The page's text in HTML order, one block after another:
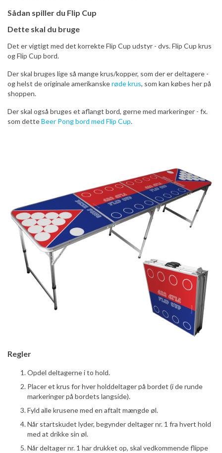
Sådan spiller du Flip Cup
Dette skal du bruge
Det er vigtigt med det korrekte Flip Cup udstyr - dvs. Flip Cup krus
og Flip Cup bord.
Der skal bruges lige så mange krus/kopper, som der er deltagere -
og helst de originale amerikanskerøde krus, som kan købes her på
shoppen.
Der skal også bruges et aflangt bord, gerne med markeringer - fx.
som detteBeer Pong bord med Flip Cup.
Regler
Opdel deltagerne i to hold.
Placer et krus for hver holddeltager på bordet (i de runde
markeringer på bordets langside).
Fyld alle krusene med en aftalt mængde øl.
Når startskudet lyder, begynder deltager nr. 1 fra hvert hold
med at drikke sin øl.
Når deltager nr. 1 har drukket op, skal vedkommende flippe